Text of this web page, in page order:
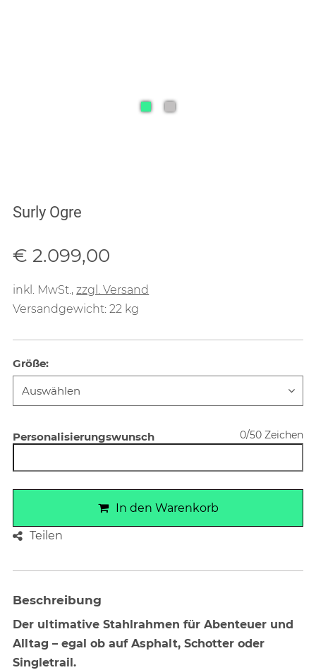
Surly Ogre
Verkaufspreis: € 2.099,00
€ 2.099,00
inkl. MwSt.,zzgl. Versand
Versandgewicht: 22 kg
Größe:
Personalisierungswunsch 0/50 Zeichen
In den Warenkorb
Teilen
Beschreibung
Der ultimative Stahlrahmen für Abenteuer und
Alltag – egal ob auf Asphalt, Schotter oder
Singletrail.